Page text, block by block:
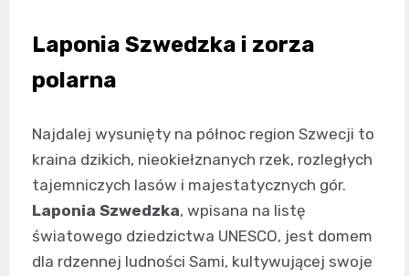
Laponia Szwedzka i zorza
polarna
Najdalej wysunięty na północ region Szwecji to
kraina dzikich, nieokiełznanych rzek, rozległych
tajemniczych lasów i majestatycznych gór.
Laponia Szwedzka, wpisana na listę
światowego dziedzictwa UNESCO, jest domem
dla rdzennej ludności Sami, kultywującej swoje